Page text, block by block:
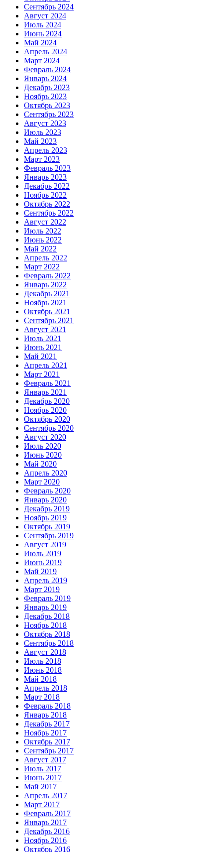
Сентябрь 2024
Август 2024
Июль 2024
Июнь 2024
Май 2024
Апрель 2024
Март 2024
Февраль 2024
Январь 2024
Декабрь 2023
Ноябрь 2023
Октябрь 2023
Сентябрь 2023
Август 2023
Июль 2023
Май 2023
Апрель 2023
Март 2023
Февраль 2023
Январь 2023
Декабрь 2022
Ноябрь 2022
Октябрь 2022
Сентябрь 2022
Август 2022
Июль 2022
Июнь 2022
Май 2022
Апрель 2022
Март 2022
Февраль 2022
Январь 2022
Декабрь 2021
Ноябрь 2021
Октябрь 2021
Сентябрь 2021
Август 2021
Июль 2021
Июнь 2021
Май 2021
Апрель 2021
Март 2021
Февраль 2021
Январь 2021
Декабрь 2020
Ноябрь 2020
Октябрь 2020
Сентябрь 2020
Август 2020
Июль 2020
Июнь 2020
Май 2020
Апрель 2020
Март 2020
Февраль 2020
Январь 2020
Декабрь 2019
Ноябрь 2019
Октябрь 2019
Сентябрь 2019
Август 2019
Июль 2019
Июнь 2019
Май 2019
Апрель 2019
Март 2019
Февраль 2019
Январь 2019
Декабрь 2018
Ноябрь 2018
Октябрь 2018
Сентябрь 2018
Август 2018
Июль 2018
Июнь 2018
Май 2018
Апрель 2018
Март 2018
Февраль 2018
Январь 2018
Декабрь 2017
Ноябрь 2017
Октябрь 2017
Сентябрь 2017
Август 2017
Июль 2017
Июнь 2017
Май 2017
Апрель 2017
Март 2017
Февраль 2017
Январь 2017
Декабрь 2016
Ноябрь 2016
Октябрь 2016